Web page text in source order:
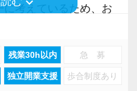
経験者なら実務だけ
験も積めます。
が好きな所長みずか
た古代ローマ風のオフ
い事務所で共に働きま
対して真摯であり、
を求めています。
に考えているため、お
残業30h以内 急 募
独立開業支援 歩合制度あり